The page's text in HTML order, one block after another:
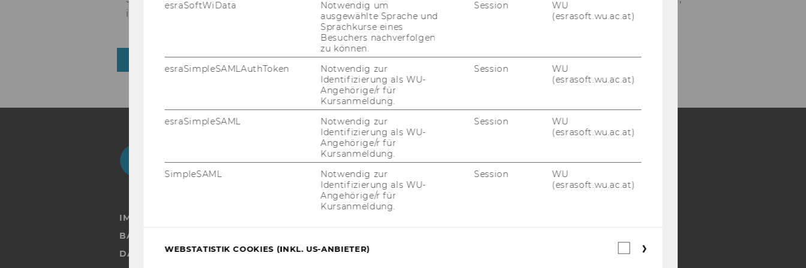
indem sie von all­ge­mei­nen Lehr- und Ver­wal­tungs­auf­ga­ben ent­las­tet wer­den.
ZURÜCK ZUR ÜBERSICHT
NewsletterBluesky
IMPRESSUM
BARRIEREFREIHEITSERKLÄRUNG WEBSEITE
DATENSCHUTZERKLÄRUNG
EQUIS
esraSoftWiData
Notwendig um
ausgewählte Sprache und
Sprachkurse eines
Besuchers nachverfolgen
zu können.
Session
WU
(esrasoft.wu.ac.at)
esraSimpleSAMLAuthToken
Notwendig zur
Identifizierung als WU-
Angehörige/r für
Kursanmeldung.
Session
WU
(esrasoft.wu.ac.at)
esraSimpleSAML
Notwendig zur
Identifizierung als WU-
Angehörige/r für
Kursanmeldung.
Session
WU
(esrasoft.wu.ac.at)
SimpleSAML
Notwendig zur
Identifizierung als WU-
Angehörige/r für
Kursanmeldung.
Session
WU
(esrasoft.wu.ac.at)
WEBSTATISTIK COOKIES (INKL. US-ANBIETER)
Webstatistik